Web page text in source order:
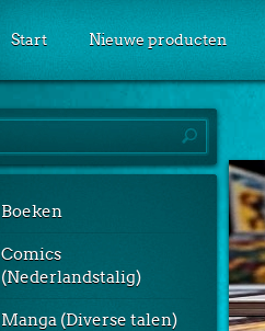
Start Nieuwe producten
Boeken
Comics
(Nederlandstalig)
Manga (Diverse talen)